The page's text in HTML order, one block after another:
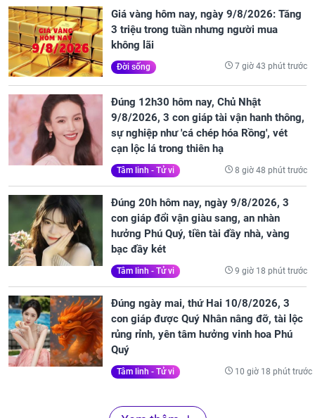
Giá vàng hôm nay, ngày 9/8/2026: Tăng
3 triệu trong tuần nhưng người mua
không lãi
Đời sống 7 giờ 43 phút trước
Đúng 12h30 hôm nay, Chủ Nhật
9/8/2026, 3 con giáp tài vận hanh thông,
sự nghiệp như 'cá chép hóa Rồng', vét
cạn lộc lá trong thiên hạ
Tâm linh - Tử vi 8 giờ 48 phút trước
Đúng 20h hôm nay, ngày 9/8/2026, 3
con giáp đổi vận giàu sang, an nhàn
hưởng Phú Quý, tiền tài đầy nhà, vàng
bạc đầy két
Tâm linh - Tử vi 9 giờ 18 phút trước
Đúng ngày mai, thứ Hai 10/8/2026, 3
con giáp được Quý Nhân nâng đỡ, tài lộc
rủng rỉnh, yên tâm hưởng vinh hoa Phú
Quý
Tâm linh - Tử vi 10 giờ 18 phút trước